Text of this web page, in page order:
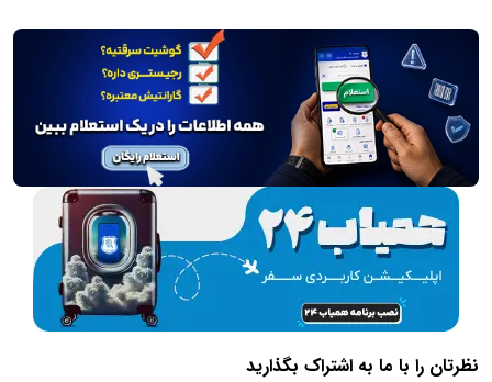
نظرتان را با ما به اشتراک بگذارید